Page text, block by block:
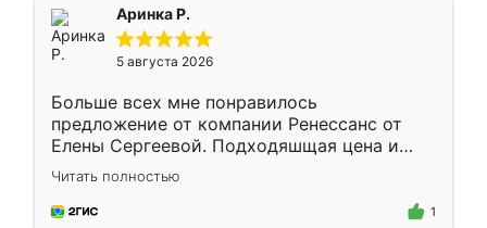
Аринка Р.
5 августа 2026
Больше всех мне понравилось
предложение от компании Ренессанс от
Елены Сергеевой. Подходяшщая цена и
короткие сроки изготовления. Приехавший
для замера сотрудник Владислав
предложил по моему эскизу самый
Читать полностью
1